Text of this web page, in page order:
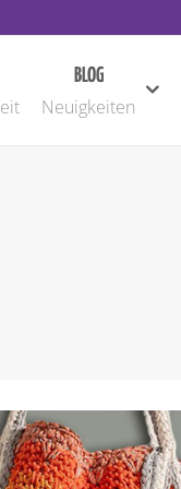
BLOG
Neuigkeiten